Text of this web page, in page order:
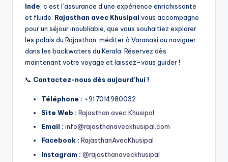
Inde , c’est l’assurance d’une expérience enrichissante
et fluide. Rajasthan avec Khusipal vous accompagne
pour un séjour inoubliable, que vous souhaitiez explorer
les palais du Rajasthan, méditer à Varanasi ou naviguer
dans les backwaters du Kerala. Réservez dès
maintenant votre voyage et laissez-vous guider !
📞 Contactez-nous dès aujourd’hui !
Téléphone : +91 7014980032
Site Web : Rajasthan avec Khusipal
Email : info@rajasthanaveckhusipal.com
Facebook : RajasthanAvecKhusipal
Instagram : @rajasthanaveckhusipal